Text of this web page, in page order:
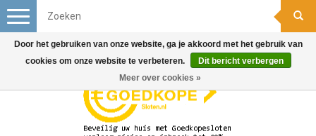
Toggle
navigation
Door het gebruiken van onze website, ga je akkoord met het gebruik van
cookies om onze website te verbeteren.
Dit bericht verbergen
Meer over cookies »